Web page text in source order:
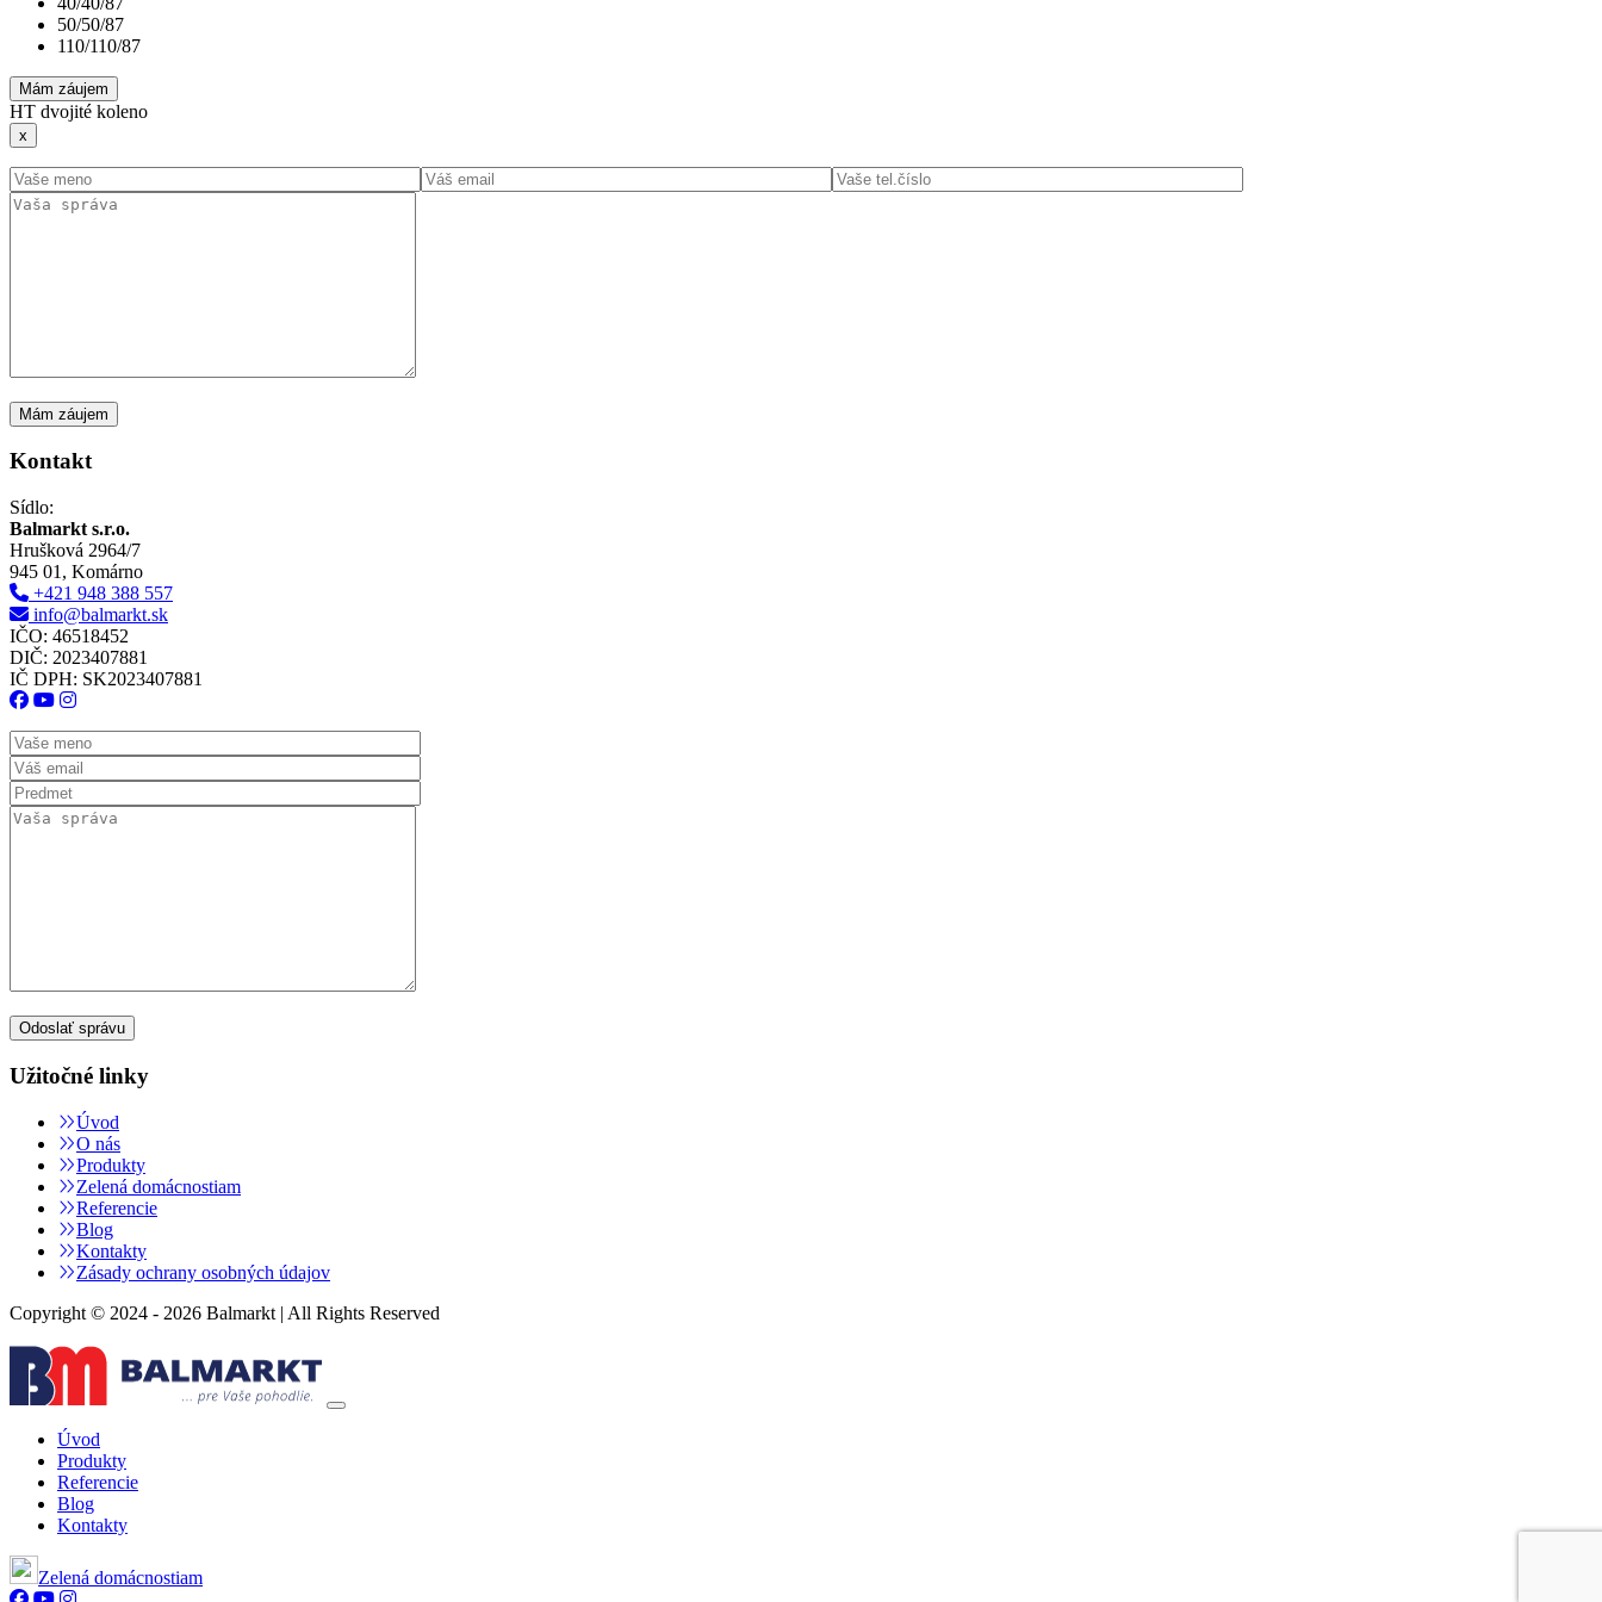
50/50/87
110/110/87
Mám záujem
HT dvojité koleno
x
Kontakt
Sídlo:
Balmarkt s.r.o.
Hrušková 2964/7
945 01, Komárno
+421 948 388 557
info@balmarkt.sk
IČO: 46518452
DIČ: 2023407881
IČ DPH: SK2023407881
Užitočné linky
Úvod
O nás
Produkty
Zelená domácnostiam
Referencie
Blog
Kontakty
Zásady ochrany osobných údajov
Copyright © 2024 - 2026 Balmarkt | All Rights Reserved
Úvod
Produkty
Referencie
Blog
Kontakty
Zelená domácnostiam